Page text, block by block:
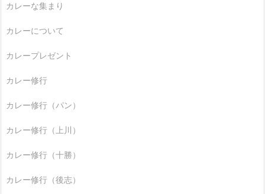
カレーな集まり
カレーについて
カレープレゼント
カレー修行
カレー修行（パン）
カレー修行（上川）
カレー修行（十勝）
カレー修行（後志）